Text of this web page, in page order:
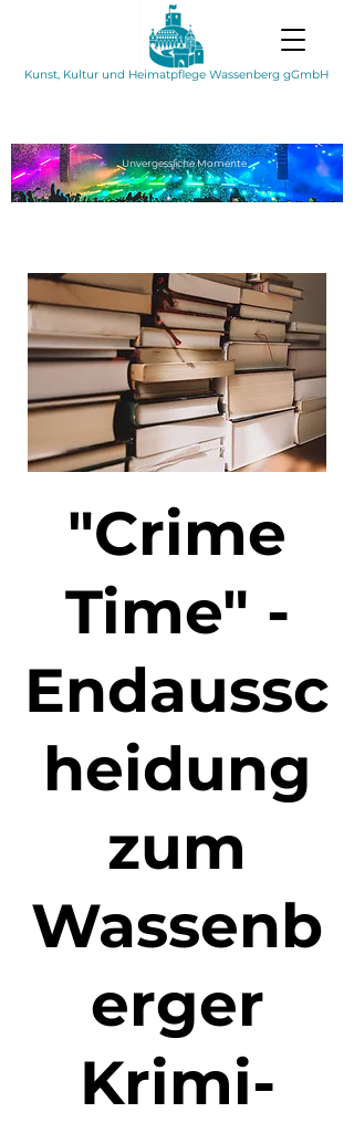
Kunst, Kultur und Heimatpflege Wassenberg gGmbH
UnvergesslicheMomente
"Crime
Time" -
Endaussc
heidung
zum
Wassenb
erger
Krimi-